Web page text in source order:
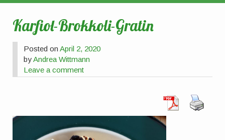
Karfiol-Brokkoli-Gratin
Posted onApril 2, 2020
byAndrea Wittmann
Leave a comment